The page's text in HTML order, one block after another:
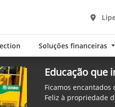
Soluções financeiras
Educação que
Ficamos encantados
Feliz à propriedade